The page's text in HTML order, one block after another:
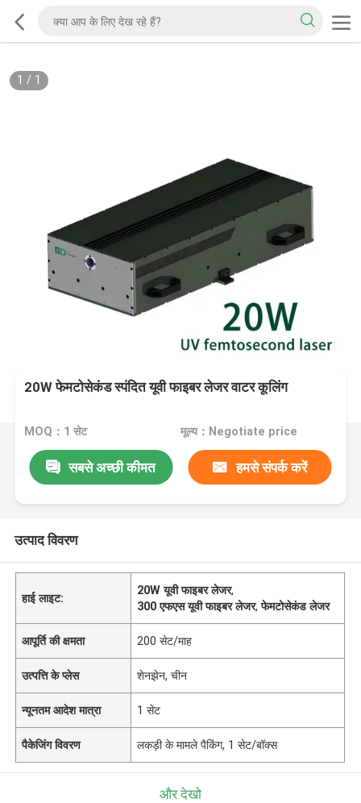
1 / 1
20W फेमटोसेकंड स्पंदित यूवी फाइबर लेजर वाटर कूलिंग
MOQ：1 सेट मूल्य：Negotiate price
सबसे अच्छी कीमत हमसे संपर्क करें
उत्पाद विवरण
हाई लाइट:
20W यूवी फाइबर लेजर,
300 एफएस यूवी फाइबर लेजर,फेमटोसेकंड लेजर
आपूर्ति की क्षमता 200 सेट/माह
उत्पत्ति के प्लेस शेनझेन, चीन
न्यूनतम आदेश मात्रा 1 सेट
पैकेजिंग विवरण लकड़ी के मामले पैकिंग, 1 सेट/बॉक्स
और देखो